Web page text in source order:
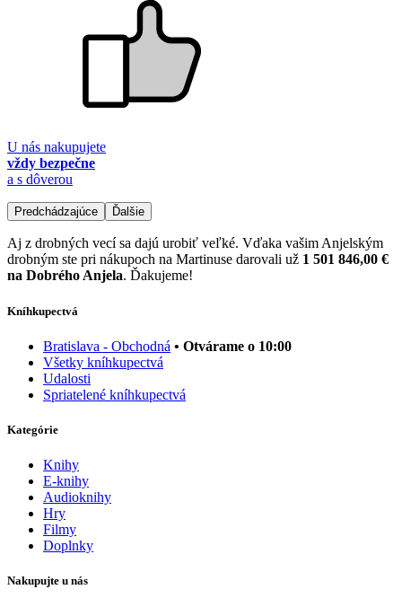
U nás nakupujete
vždy bezpečne
a s dôverou
Predchádzajúce Ďalšie
Aj z drobných vecí sa dajú urobiť veľké. Vďaka vašim Anjelským
drobným ste pri nákupoch na Martinuse darovali už 1 501 846,00 €
na Dobrého Anjela. Ďakujeme!
Kníhkupectvá
Bratislava - Obchodná • Otvárame o 10:00
Všetky kníhkupectvá
Udalosti
Spriatelené kníhkupectvá
Kategórie
Knihy
E-knihy
Audioknihy
Hry
Filmy
Doplnky
Nakupujte u nás